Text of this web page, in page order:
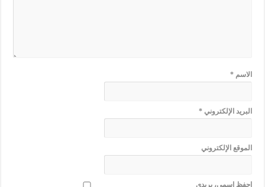
الاسم*
البريد الإلكتروني*
الموقع الإلكتروني
احفظ اسمي، بريدي